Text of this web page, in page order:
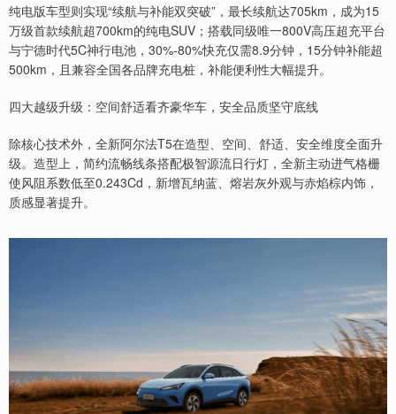
纯电版车型则实现“续航与补能双突破”，最长续航达705km，成为15
万级首款续航超700km的纯电SUV；搭载同级唯一800V高压超充平台
与宁德时代5C神行电池，30%-80%快充仅需8.9分钟，15分钟补能超
500km，且兼容全国各品牌充电桩，补能便利性大幅提升。
四大越级升级：空间舒适看齐豪华车，安全品质坚守底线
除核心技术外，全新阿尔法T5在造型、空间、舒适、安全维度全面升
级。造型上，简约流畅线条搭配极智源流日行灯，全新主动进气格栅
使风阻系数低至0.243Cd，新增瓦纳蓝、熔岩灰外观与赤焰棕内饰，
质感显著提升。